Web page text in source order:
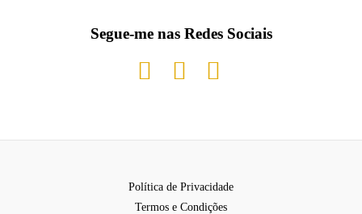
Segue-me nas Redes Sociais
Política de Privacidade
Termos e Condições